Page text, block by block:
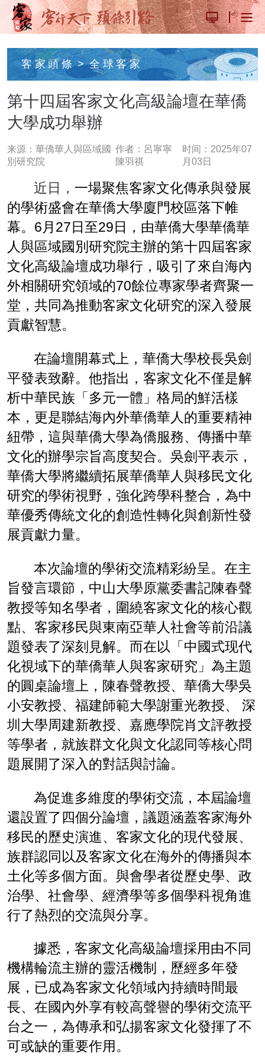
客家頭條 > 全球客家
第十四屆客家文化高級論壇在華僑
大學成功舉辦
来源：華僑華人與區域國
別研究院
作者：呂寧寧
陳羽祺
时间：2025年07
月03日
近日， 一場聚焦客家文化傳承與發展
的學術盛會在華僑大學廈門校區落下帷
幕。6月27日至29日，由華僑大學華僑華
人與區域國別研究院主辦的第十四屆客家
文化高級論壇成功舉行，吸引了來自海內
外相關研究領域的70餘位專家學者齊聚一
堂，共同為推動客家文化研究的深入發展
貢獻智慧。
在論壇開幕式上，華僑大學校長吳劍
平發表致辭。他指出，客家文化不僅是解
析中華民族「多元一體」格局的鮮活樣
本，更是聯結海內外華僑華人的重要精神
紐帶，這與華僑大學為僑服務、傳播中華
文化的辦學宗旨高度契合。吳劍平表示，
華僑大學將繼續拓展華僑華人與移民文化
研究的學術視野，強化跨學科整合，為中
華優秀傳統文化的創造性轉化與創新性發
展貢獻力量。
本次論壇的學術交流精彩紛呈。在主
旨發言環節，中山大學原黨委書記陳春聲
教授等知名學者，圍繞客家文化的核心觀
點、客家移民與東南亞華人社會等前沿議
題發表了深刻見解。而在以「中國式现代
化視域下的華僑華人與客家研究」為主題
的圓桌論壇上，陳春聲教授、華僑大學吳
小安教授、福建師範大學謝重光教授、 深
圳大學周建新教授、嘉應學院肖文評教授
等學者，就族群文化與文化認同等核心問
題展開了深入的對話與討論。
為促進多維度的學術交流，本屆論壇
還設置了四個分論壇，議題涵蓋客家海外
移民的歷史演進、客家文化的現代發展、
族群認同以及客家文化在海外的傳播與本
土化等多個方面。與會學者從歷史學、政
治學、社會學、經濟學等多個學科視角進
行了熱烈的交流與分享。
據悉，客家文化高級論壇採用由不同
機構輪流主辦的靈活機制，歷經多年發
展，已成為客家文化領域內持續時間最
長、在國內外享有較高聲譽的學術交流平
台之一，為傳承和弘揚客家文化發揮了不
可或缺的重要作用。